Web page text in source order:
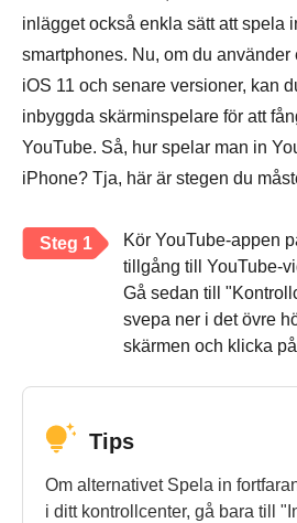
inlägget också enkla sätt att spela
smartphones. Nu, om du
iOS 11 och senare versioner, kan
inbyggda skärminspelare för att
YouTube. Så, hur spelar man in
iPhone? Tja, här är stegen du
Steg 1
Kör YouTube-appen
tillgång till YouTube-
Gå sedan till
svepa ner i det övre
skärmen och klicka
Tips
Om alternativet Spela in
i ditt kontrollcenter, gå bara till